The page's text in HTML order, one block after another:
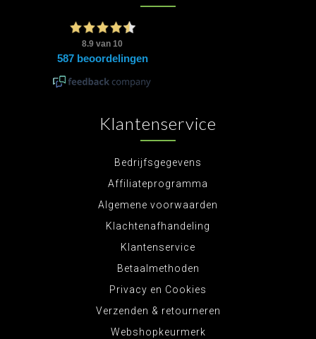
Klantenservice
Bedrijfsgegevens
Affiliateprogramma
Algemene voorwaarden
Klachtenafhandeling
Klantenservice
Betaalmethoden
Privacy en Cookies
Verzenden & retourneren
Webshopkeurmerk